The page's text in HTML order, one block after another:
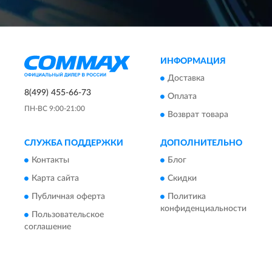
8(499) 455-66-73
ПН-ВС 9:00-21:00
ИНФОРМАЦИЯ
Доставка
Оплата
Возврат товара
СЛУЖБА ПОДДЕРЖКИ
Контакты
Карта сайта
Публичная оферта
Пользовательское
соглашение
ДОПОЛНИТЕЛЬНО
Блог
Скидки
Политика
конфиденциальности